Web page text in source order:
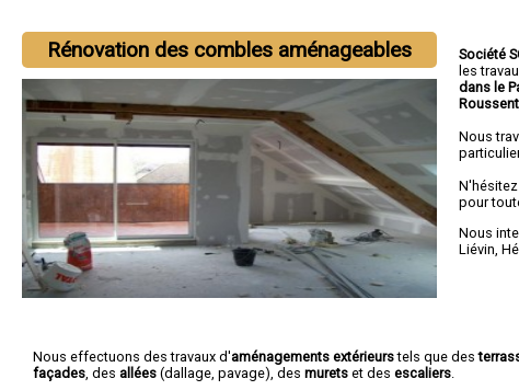
Rénovation des combles aménageables Société
les
dans le
Roussent
Nous
pour
Nous
Liévin ,
Nous effectuons des travaux d'aménagements extérieurstels que des
façades , des allées (dallage, pavage), des murets et des escaliers